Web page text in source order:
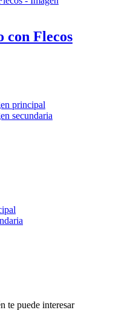
con Flecos